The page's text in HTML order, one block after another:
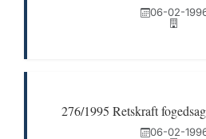
06-02-
276/1995 Retskraft
06-02-